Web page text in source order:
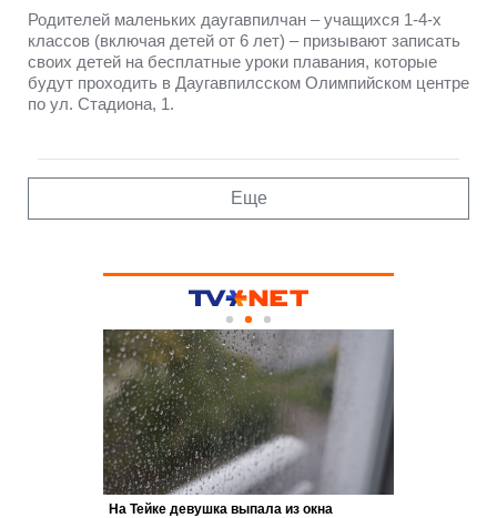
Родителей маленьких даугавпилчан – учащихся 1-4-х
классов (включая детей от 6 лет) – призывают записать
своих детей на бесплатные уроки плавания, которые
будут проходить в Даугавпилсском Олимпийском центре
по ул. Стадиона, 1.
Еще